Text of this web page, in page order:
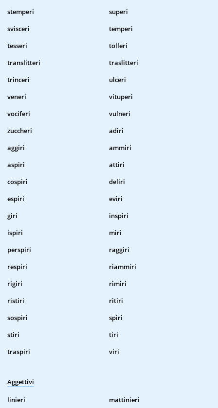
stemperi
superi
svisceri
temperi
tesseri
tolleri
translitteri
traslitteri
trinceri
ulceri
veneri
vituperi
vociferi
vulneri
zuccheri
adiri
aggiri
ammiri
aspiri
attiri
cospiri
deliri
espiri
eviri
giri
inspiri
ispiri
miri
perspiri
raggiri
respiri
riammiri
rigiri
rimiri
ristiri
ritiri
sospiri
spiri
stiri
tiri
traspiri
viri
Aggettivi
linieri
mattinieri